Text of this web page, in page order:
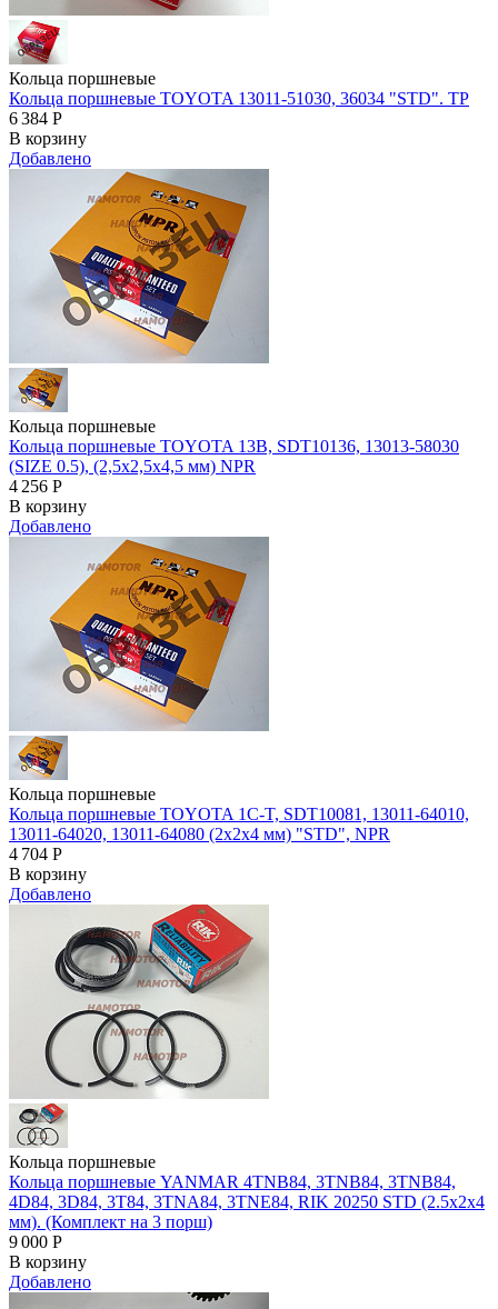
Кольца поршневые
Кольца поршневые TOYOTA 13011-51030, 36034 "STD". TP
6 384 Р
В корзину
Добавлено
Кольца поршневые
Кольца поршневые TOYOTA 13B, SDT10136, 13013-58030
(SIZE 0.5), (2,5x2,5x4,5 мм) NPR
4 256 Р
В корзину
Добавлено
Кольца поршневые
Кольца поршневые TOYOTA 1C-T, SDT10081, 13011-64010,
13011-64020, 13011-64080 (2x2x4 мм) "STD", NPR
4 704 Р
В корзину
Добавлено
Кольца поршневые
Кольца поршневые YANMAR 4TNB84, 3TNB84, 3TNB84,
4D84, 3D84, 3T84, 3TNA84, 3TNE84, RIK 20250 STD (2.5х2х4
мм). (Комплект на 3 порш)
9 000 Р
В корзину
Добавлено